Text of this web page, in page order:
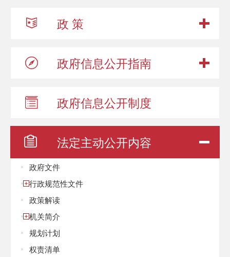
政 策
政府信息公开指南
政府信息公开制度
法定主动公开内容
政府文件
行政规范性文件
政策解读
机关简介
规划计划
权责清单